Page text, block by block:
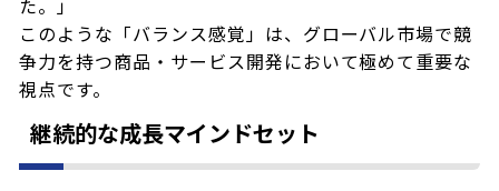
た。」
このような「バランス感覚」は、グローバル市場で競
争力を持つ商品・サービス開発において極めて重要な
視点です。
継続的な成長マインドセット